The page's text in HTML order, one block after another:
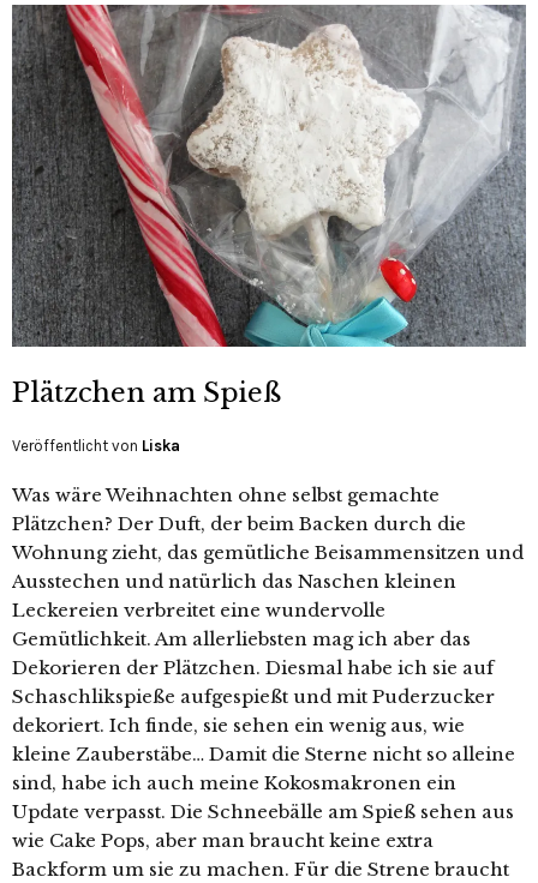
Plätzchen am Spieß
Veröffentlicht von Liska
Was wäre Weihnachten ohne selbst gemachte
Plätzchen? Der Duft, der beim Backen durch die
Wohnung zieht, das gemütliche Beisammensitzen und
Ausstechen und natürlich das Naschen kleinen
Leckereien verbreitet eine wundervolle
Gemütlichkeit. Am allerliebsten mag ich aber das
Dekorieren der Plätzchen. Diesmal habe ich sie auf
Schaschlikspieße aufgespießt und mit Puderzucker
dekoriert. Ich finde, sie sehen ein wenig aus, wie
kleine Zauberstäbe… Damit die Sterne nicht so alleine
sind, habe ich auch meine Kokosmakronen ein
Update verpasst. Die Schneebälle am Spieß sehen aus
wie Cake Pops, aber man braucht keine extra
Backform um sie zu machen. Für die Strene braucht